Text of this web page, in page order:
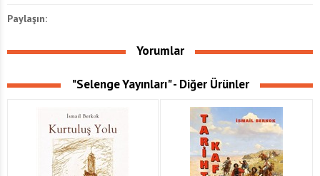
Paylaşın:
Yorumlar
"Selenge Yayınları" - Diğer Ürünler